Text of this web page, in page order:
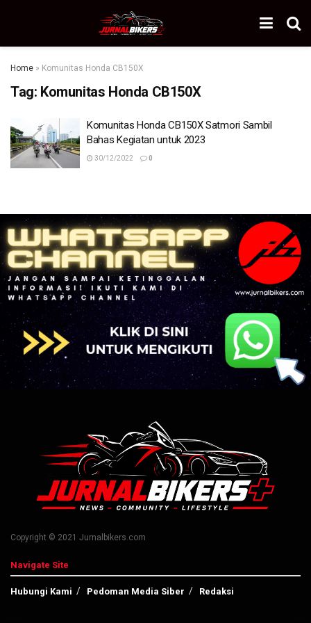
Home » Komunitas Honda CB150X
Tag: Komunitas Honda CB150X
Komunitas Honda CB150X Satmori Sambil
Bahas Kegiatan untuk 2023
30/12/2022 0
Copyright © 2021 Jurnalbikers.com
Navigate Site
Hubungi Kami Pedoman Media Siber Redaksi